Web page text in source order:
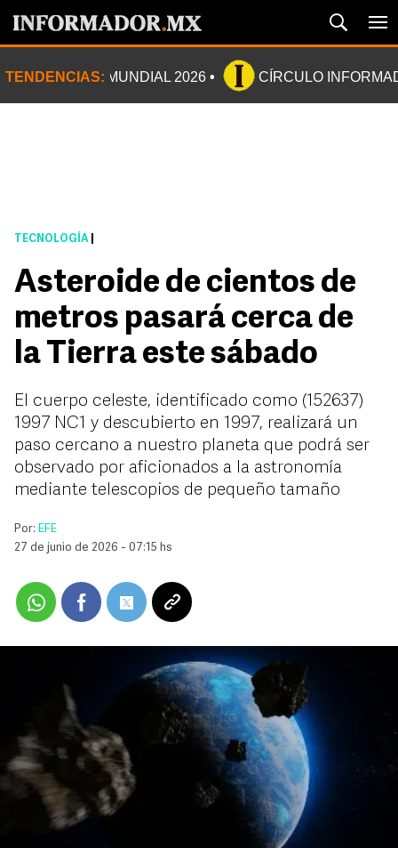
TENDENCIAS: MUNDIAL 2026 CÍRCULO
TECNOLOGÍA
Asteroide de cientos de
metros pasará cerca de
la Tierra este sábado
El cuerpo celeste, identificado como (152637)
1997 NC1 y descubierto en 1997, realizará un
paso cercano a nuestro planeta que podrá ser
observado por aficionados a la astronomía
mediante telescopios de pequeño tamaño
Por: EFE
27 de junio de 2026 - 07:15 hs